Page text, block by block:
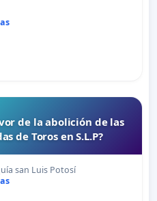
de la abolición de las
de Toros en S.L.P?
san Luis Potosí